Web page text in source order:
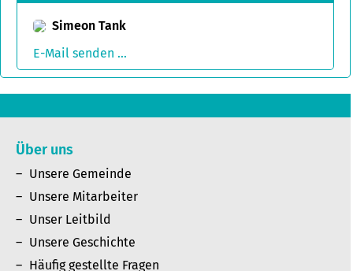
Simeon Tank
E-Mail senden ...
Über uns
Unsere Gemeinde
Unsere Mitarbeiter
Unser Leitbild
Unsere Geschichte
Häufig gestellte Fragen